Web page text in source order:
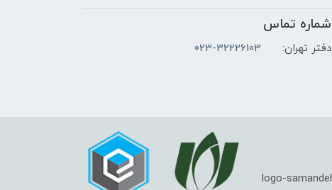
شماره تماس
دفتر تهران: 023-32226103